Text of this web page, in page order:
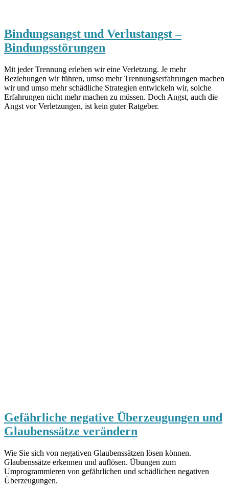
Bindungsangst und Verlustangst –
Bindungsstörungen
Mit jeder Trennung erleben wir eine Verletzung. Je mehr
Beziehungen wir führen, umso mehr Trennungserfahrungen machen
wir und umso mehr schädliche Strategien entwickeln wir, solche
Erfahrungen nicht mehr machen zu müssen. Doch Angst, auch die
Angst vor Verletzungen, ist kein guter Ratgeber.
Gefährliche negative Überzeugungen und
Glaubenssätze verändern
Wie Sie sich von negativen Glaubenssätzen lösen können.
Glaubenssätze erkennen und auflösen. Übungen zum
Umprogrammieren von gefährlichen und schädlichen negativen
Überzeugungen.